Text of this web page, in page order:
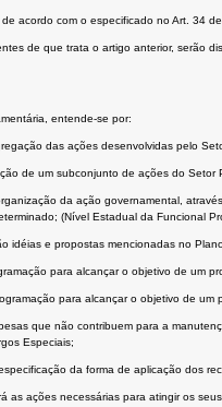
acordo com o especificado no Art. 34
de que trata o artigo anterior, serão
entende-se por:
das ações desenvolvidas pelo
de um subconjunto de ações do Setor
da ação governamental,
(Nível Estadual da Funcional
idéias e propostas mencionadas no
para alcançar o objetivo de um
para alcançar o objetivo de
que não contribuem para a
Especiais;
da forma de aplicação dos
as ações necessárias para atingir os